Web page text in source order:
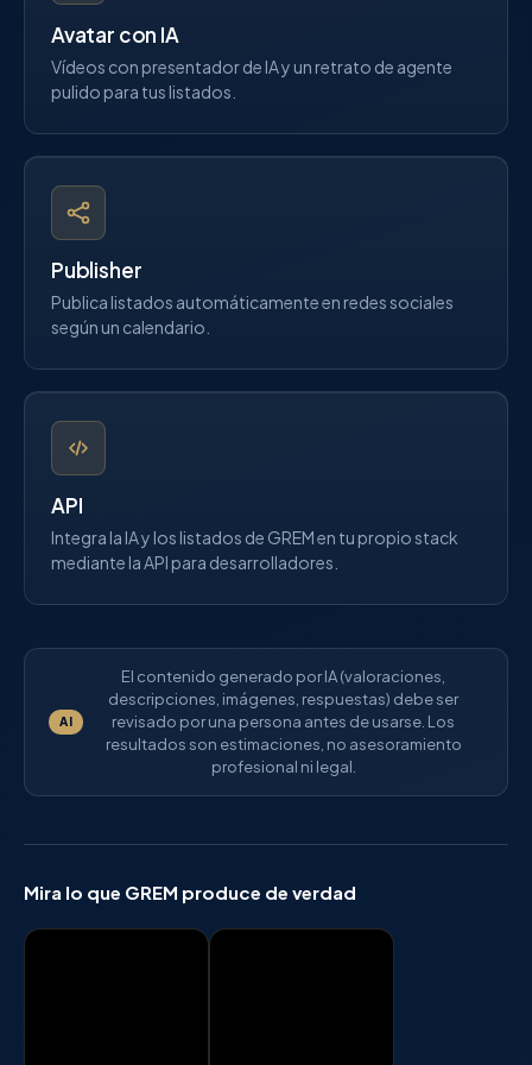
Avatar con IA
Vídeos con presentador de IA y un retrato de agente
pulido para tus listados.
Publisher
Publica listados automáticamente en redes sociales
según un calendario.
API
Integra la IA y los listados de GREM en tu propio stack
mediante la API para desarrolladores.
AI
El contenido generado por IA (valoraciones,
descripciones, imágenes, respuestas) debe ser
revisado por una persona antes de usarse. Los
resultados son estimaciones, no asesoramiento
profesional ni legal.
Mira lo que GREM produce de verdad